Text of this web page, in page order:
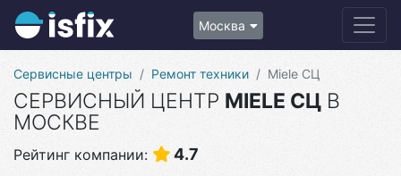
Москва
Сервисные центры Ремонт техники Miele СЦ
СЕРВИСНЫЙ ЦЕНТР MIELE СЦ В
МОСКВЕ
Рейтинг компании: 4.7